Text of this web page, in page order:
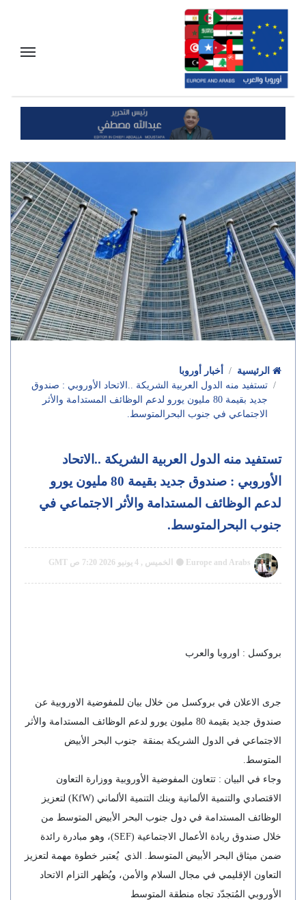
أخبار أوروبا
تستفيد منه الدول العربية الشريكة ..الاتحاد الأوروبي : صندوق
جديد بقيمة 80 مليون يورو لدعم الوظائف المستدامة والأثر
الاجتماعي في جنوب البحرالمتوسط.
تستفيد منه الدول العربية الشريكة ..الاتحاد
الأوروبي : صندوق جديد بقيمة 80 مليون يورو
لدعم الوظائف المستدامة والأثر الاجتماعي في
جنوب البحرالمتوسط.
Europe and Arabs الخميس , 4 يونيو 2026 7:20 ص GMT
بروكسل : اوروبا والعرب
جرى الاعلان في بروكسل من خلال بيان للمفوضية الاوروبية عن
صندوق جديد بقيمة 80 مليون يورو لدعم الوظائف المستدامة والأثر
الاجتماعي في الدول الشريكة بمنقة جنوب البحر الأبيض
المتوسط.
وجاء في البيان : تتعاون المفوضية الأوروبية ووزارة التعاون
الاقتصادي والتنمية الألمانية وبنك التنمية الألماني (KfW) لتعزيز
الوظائف المستدامة في دول جنوب البحر الأبيض المتوسط ​​من
خلال صندوق ريادة الأعمال الاجتماعية (SEF)، وهو مبادرة رائدة
ضمن ميثاق البحر الأبيض المتوسط. الذي يُعتبر خطوة مهمة لتعزيز
التعاون الإقليمي في مجال السلام والأمن، ويُظهر التزام الاتحاد
الأوروبي المُتجدّد تجاه منطقة المتوسط